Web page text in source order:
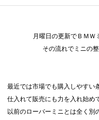
月曜日の更新でＢＭＷ
その流れでミニの
最近では市場でも購入しやすい
仕入れて販売にも力を入れ始め
以前のローバーミニとは全く別